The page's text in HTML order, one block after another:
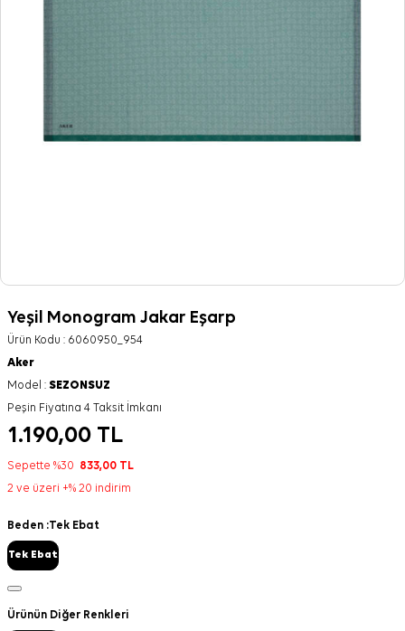
Yeşil Monogram Jakar Eşarp
Ürün Kodu : 6060950_954
Aker
Model : SEZONSUZ
Peşin Fiyatına 4 Taksit İmkanı
1.190,00 TL
Sepette %30 833,00 TL
2 ve üzeri +% 20 indirim
Beden :Tek Ebat
Tek Ebat
Ürünün Diğer Renkleri